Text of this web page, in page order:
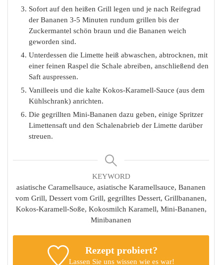
Sofort auf den heißen Grill legen und je nach Reifegrad
der Bananen 3-5 Minuten rundum grillen bis der
Zuckermantel schön braun und die Bananen weich
geworden sind.
Unterdessen die Limette heiß abwaschen, abtrocknen, mit
einer feinen Raspel die Schale abreiben, anschließend den
Saft auspressen.
Vanilleeis und die kalte Kokos-Karamell-Sauce (aus dem
Kühlschrank) anrichten.
Die gegrillten Mini-Bananen dazu geben, einige Spritzer
Limettensaft und den Schalenabrieb der Limette darüber
streuen.
KEYWORD
asiatische Caramellsauce, asiatische Karamellsauce, Bananen
vom Grill, Dessert vom Grill, gegrilltes Dessert, Grillbananen,
Kokos-Karamell-Soße, Kokosmilch Karamell, Mini-Bananen,
Minibananen
Rezept probiert?
Lassen Sie uns wissen wie es war!